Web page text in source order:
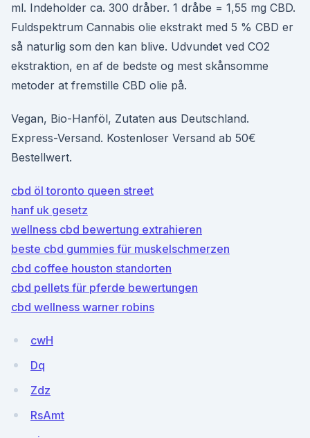
ml. Indeholder ca. 300 dråber. 1 dråbe = 1,55 mg CBD.
Fuldspektrum Cannabis olie ekstrakt med 5 % CBD er
så naturlig som den kan blive. Udvundet ved CO2
ekstraktion, en af de bedste og mest skånsomme
metoder at fremstille CBD olie på.
Vegan, Bio-Hanföl, Zutaten aus Deutschland.
Express-Versand. Kostenloser Versand ab 50€
Bestellwert.
cbd öl toronto queen street
hanf uk gesetz
wellness cbd bewertung extrahieren
beste cbd gummies für muskelschmerzen
cbd coffee houston standorten
cbd pellets für pferde bewertungen
cbd wellness warner robins
cwH
Dq
Zdz
RsAmt